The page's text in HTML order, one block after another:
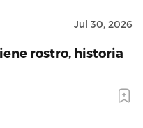
Jul 30, 2026
rostro, historia